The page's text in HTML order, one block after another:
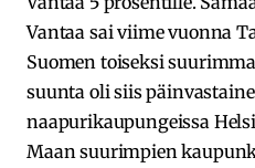
Vantaa sai viime vuonna
Suomen toiseksi
suunta oli siis
naapurikaupungeissa
Maan suurimpien